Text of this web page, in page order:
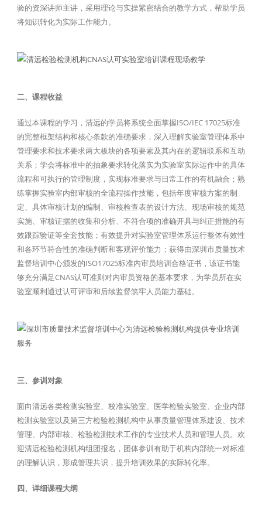
验的资深讲师主讲，采用理论与实操紧密结合的教学方式，帮助学员
将知识转化为实际工作能力。
二、课程收益
通过本课程的学习，清远的学员将系统全面掌握ISO/IEC 17025标准
的完整框架结构和核心条款的准确要求，深入理解实验室管理体系中
管理要求和技术要求两大板块的各项要素及其内在的逻辑联系和互动
关系；学会将标准中的抽象要求转化落实为实验室实际运作中的具体
流程和可执行的管理制度，实现标准要求与日常工作的有机融合；熟
练掌握实验室内部审核的全流程操作技能，包括年度审核方案的制
定、具体审核计划的编制、审核检查表的设计方法、现场审核的规范
实施、审核证据的收集和分析、不符合项的准确开具与纠正措施的有
效跟踪验证等全套技能；有效提升对实验室管理体系运行整体有效性
和各环节符合性的准确判断和客观评价能力；获得由深圳市质量技术
监督培训中心颁发的ISO17025标准内审员培训合格证书，该证书能
够充分满足CNAS认可准则对内审员资格的基本要求，为学员所在实
验室顺利通过认可评审和后续监督筑牢人员能力基础。
三、参训对象
面向清远各类检测实验室、校准实验室、医学检验实验室、企业内部
检测实验室以及第三方检验检测机构中从事质量管理体系建设、技术
管理、内部审核、检验检测技术工作的专业技术人员和管理人员。欢
迎清远检验检测机构组团报名，团体参训有助于机构内部统一对标准
的理解认识，形成管理共识，提升培训效果的实际转化率。
四、详细课程大纲